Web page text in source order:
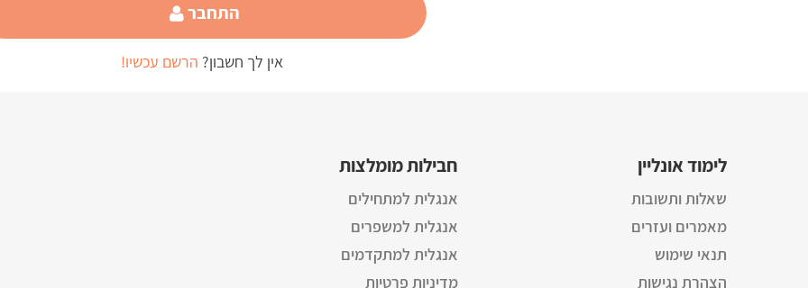
התחבר
אין לך חשבון? הרשם עכשיו!
לימוד אונליין
שאלות ותשובות
מאמרים ועזרים
תנאי שימוש
הצהרת נגישות
חבילות מומלצות
אנגלית למתחילים
אנגלית למשפרים
אנגלית למתקדמים
מדיניות פרטיות